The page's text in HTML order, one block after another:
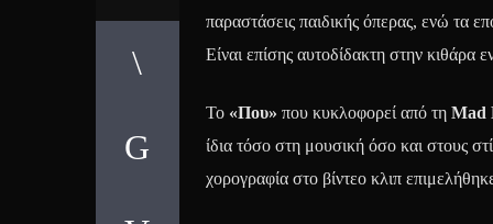
παραστάσεις παιδικής όπερας, ενώ τα
Είναι επίσης αυτοδίδακτη στην κιθάρα
Το «Που» που κυκλοφορεί από τη Mad
ίδια τόσο στη μουσική όσο και στους
χορογραφία στο βίντεο κλιπ